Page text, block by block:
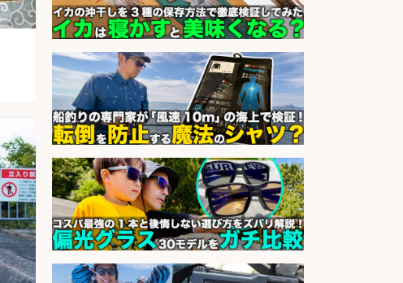
いOK/未経験歓迎のシフト制日勤・
自転車
パーソルファクトリーパートナ
ーズ株式会社
sponsored by 求人ボックス
10月開始/大手企業研究所で魚養殖
と野菜栽培補助/残業なし/未経験
OK/土日祝休み/上場・大手企業
会社名 ヒューマンリソシア株式会社
sponsored by 求人ボックス
販売スタッフ/週払いOK!札幌市厚別